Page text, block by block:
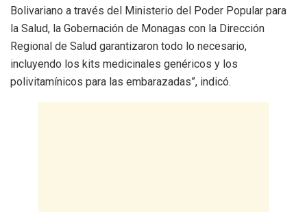
Bolivariano a través del Ministerio del Poder Popular para
la Salud, la Gobernación de Monagas con la Dirección
Regional de Salud garantizaron todo lo necesario,
incluyendo los kits medicinales genéricos y los
polivitamínicos para las embarazadas”, indicó.